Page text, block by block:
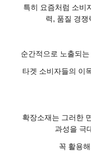
특히 요즘처럼 소비
력, 품질 경쟁
순간적으로 노출되
타겟 소비자들의 이
확장소재는 그러한
과성을 극
꼭 활용